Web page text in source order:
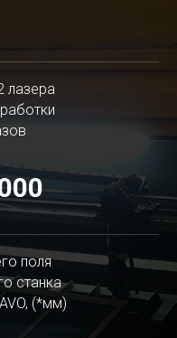
лазера
поля
станка
(*мм)